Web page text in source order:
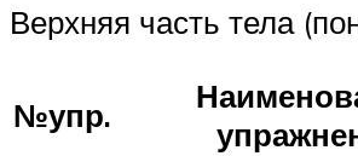
Верхняя часть тела
№упр.